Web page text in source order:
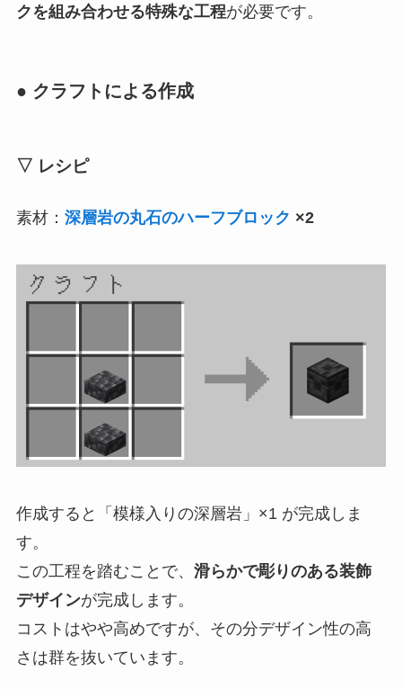
クを組み合わせる特殊な工程が必要です。
● クラフトによる作成
▽ レシピ
素材： 深層岩の丸石のハーフブロック ×2
作成すると「模様入りの深層岩」×1 が完成しま
す。
この工程を踏むことで、 滑らかで彫りのある装飾
デザインが完成します。
コストはやや高めですが、その分デザイン性の高
さは群を抜いています。